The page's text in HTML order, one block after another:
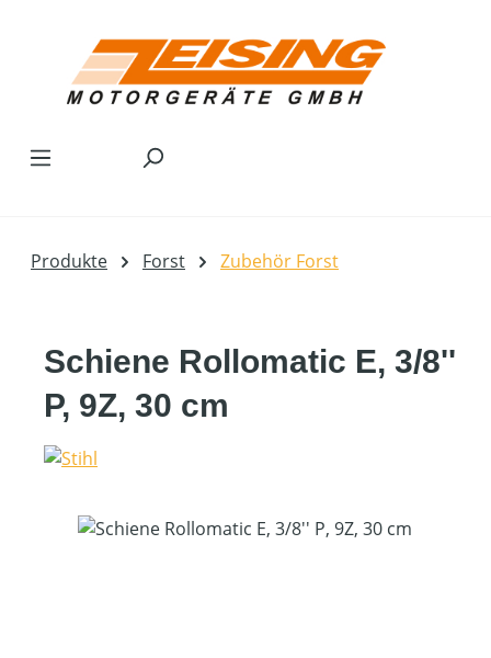
Produkte Forst Zubehör Forst
Schiene Rollomatic E, 3/8''
P, 9Z, 30 cm
Bildergalerie überspringen